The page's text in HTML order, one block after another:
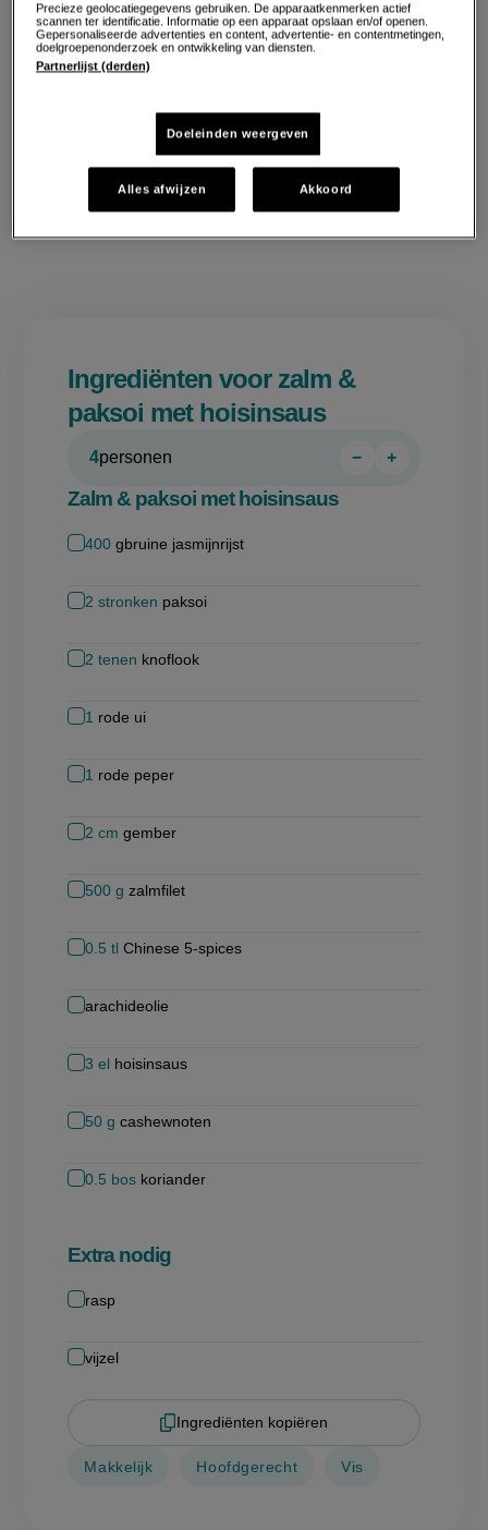
Ingrediënten voor zalm &
paksoi met hoisinsaus
4personen
Persoon
−
Persoon
+
Zalm & paksoi met hoisinsaus
400 gbruine jasmijnrijst
2 stronken paksoi
2 tenen knoflook
1 rode ui
1 rode peper
2 cm gember
500 g zalmfilet
0.5 tl Chinese 5-spices
arachideolie
3 el hoisinsaus
50 g cashewnoten
0.5 bos koriander
Extra nodig
rasp
vijzel
Ingrediënten kopiëren
Makkelijk Hoofdgerecht Vis
Precieze geolocatiegegevens gebruiken. De apparaatkenmerken actief
scannen ter identificatie. Informatie op een apparaat opslaan en/of openen.
Gepersonaliseerde advertenties en content, advertentie- en contentmetingen,
doelgroepenonderzoek en ontwikkeling van diensten.
Partnerlijst (derden)
Doeleinden weergeven
Alles afwijzen Akkoord